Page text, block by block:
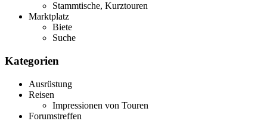
Stammtische, Kurztouren
Marktplatz
Biete
Suche
Kategorien
Ausrüstung
Reisen
Impressionen von Touren
Forumstreffen